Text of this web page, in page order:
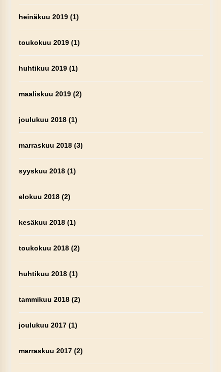
heinäkuu 2019(1)
toukokuu 2019(1)
huhtikuu 2019(1)
maaliskuu 2019(2)
joulukuu 2018(1)
marraskuu 2018(3)
syyskuu 2018(1)
elokuu 2018(2)
kesäkuu 2018(1)
toukokuu 2018(2)
huhtikuu 2018(1)
tammikuu 2018(2)
joulukuu 2017(1)
marraskuu 2017(2)